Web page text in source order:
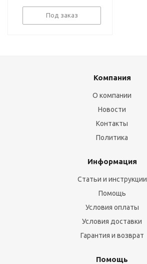
Под заказ
Компания
О компании
Новости
Контакты
Политика
Информация
Статьи и инструкции
Помощь
Условия оплаты
Условия доставки
Гарантия и возврат
Помощь